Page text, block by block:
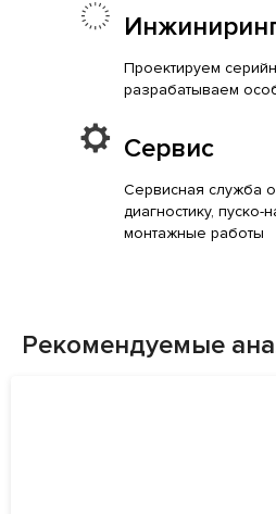
Проектируем
разрабатываем
Сервис
Сервисная служба
диагностику,
монтажные работы
Рекомендуемые